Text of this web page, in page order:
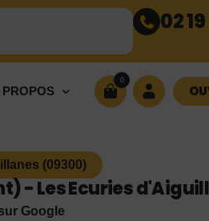
02
PROPOS
0
(09300)
- Les Ecuries
Google